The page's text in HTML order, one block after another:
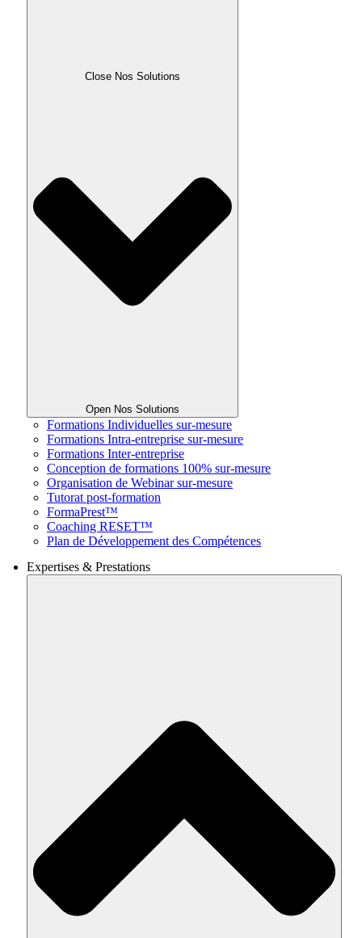
Close Nos Solutions
Open Nos Solutions
Formations Individuelles sur-mesure
Formations Intra-entreprise sur-mesure
Formations Inter-entreprise
Conception de formations 100% sur-mesure
Organisation de Webinar sur-mesure
Tutorat post-formation
FormaPrest™
Coaching RESET™
Plan de Développement des Compétences
Expertises & Prestations